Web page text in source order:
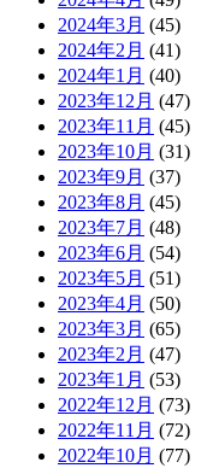
2024年3月 (45)
2024年2月 (41)
2024年1月 (40)
2023年12月 (47)
2023年11月 (45)
2023年10月 (31)
2023年9月 (37)
2023年8月 (45)
2023年7月 (48)
2023年6月 (54)
2023年5月 (51)
2023年4月 (50)
2023年3月 (65)
2023年2月 (47)
2023年1月 (53)
2022年12月 (73)
2022年11月 (72)
2022年10月 (77)